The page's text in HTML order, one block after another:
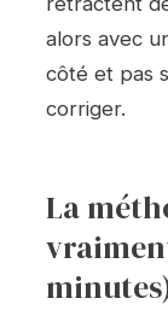
alors avec
côté et pas
corriger.
La